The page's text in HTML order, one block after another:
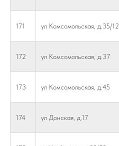
171 ул Комсомольская, д.35/12
172 ул Комсомольская, д.37
173 ул Комсомольская, д.45
174 ул Донская, д.17